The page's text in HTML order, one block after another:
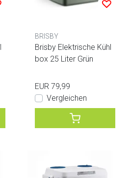
BRISBY
Brisby Elektrische Kühl
box 25 Liter Grün
EUR 79,99
Vergleichen